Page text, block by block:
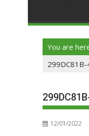
You are
12/01/2022